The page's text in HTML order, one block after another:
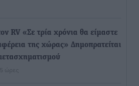
RV «Σε τρία χρόνια θα είμαστε
της χώρας» Δημοπρατείται
ώρες